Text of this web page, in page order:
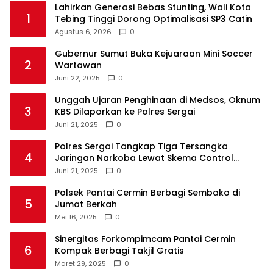
1
Lahirkan Generasi Bebas Stunting, Wali Kota
Tebing Tinggi Dorong Optimalisasi SP3 Catin
Agustus 6, 2026 0
2
Gubernur Sumut Buka Kejuaraan Mini Soccer
Wartawan
Juni 22, 2025 0
3
Unggah Ujaran Penghinaan di Medsos, Oknum
KBS Dilaporkan ke Polres Sergai
Juni 21, 2025 0
4
Polres Sergai Tangkap Tiga Tersangka
Jaringan Narkoba Lewat Skema Control
Delivery
Juni 21, 2025 0
5
Polsek Pantai Cermin Berbagi Sembako di
Jumat Berkah
Mei 16, 2025 0
6
Sinergitas Forkompimcam Pantai Cermin
Kompak Berbagi Takjil Gratis
Maret 29, 2025 0